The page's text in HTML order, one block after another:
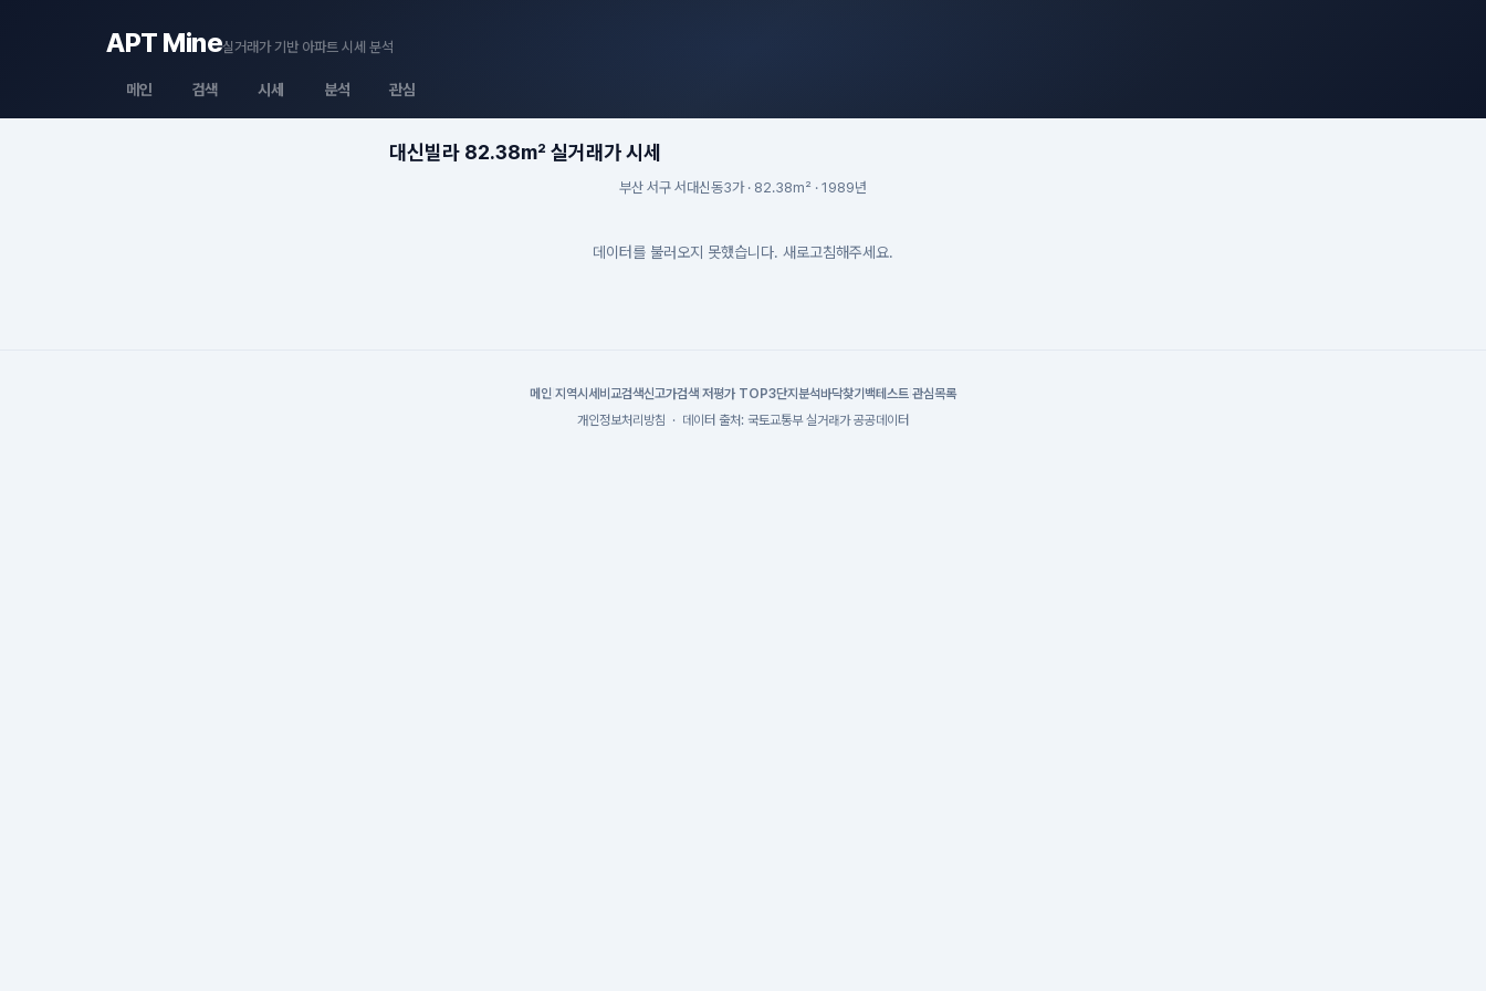
APT Mine실거래가 기반 아파트 시세 분석
메인 검색 시세 분석 관심
대신빌라 82.38m² 실거래가 시세
부산 서구 서대신동3가 · 82.38m² · 1989년
데이터를 불러오지 못했습니다. 새로고침해주세요.
메인 지역시세 비교검색신고가검색 저평가 TOP3단지분석 바닥찾기 백테스트 관심목록
개인정보처리방침 · 데이터 출처: 국토교통부 실거래가 공공데이터